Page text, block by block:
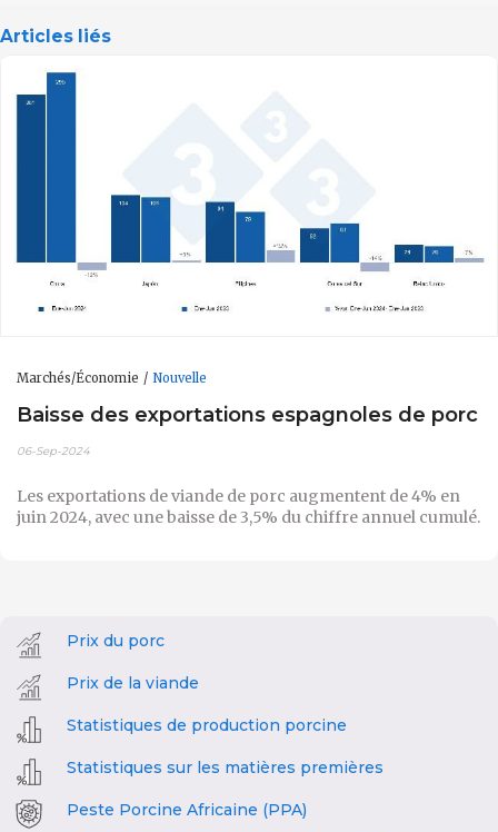
Articles liés
Marchés/Économie Nouvelle
Baisse des exportations espagnoles de porc
06-Sep-2024
Les exportations de viande de porc augmentent de 4% en
juin 2024, avec une baisse de 3,5% du chiffre annuel cumulé.
Prix du porc
Prix de la viande
Statistiques de production porcine
Statistiques sur les matières premières
Peste Porcine Africaine (PPA)